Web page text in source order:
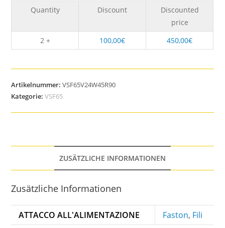
Quantity Discount
Discounted
price
2 +
100,00€ 450,00€
Artikelnummer:VSF65V24W45R90
Kategorie:VSF65
ZUSÄTZLICHE INFORMATIONEN
Zusätzliche Informationen
ATTACCO ALL'ALIMENTAZIONE Faston, Fili